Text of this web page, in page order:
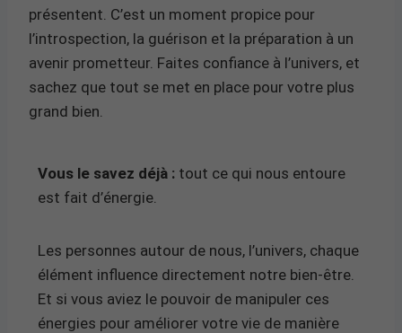
présentent. C’est un moment propice pour
l’introspection, la guérison et la préparation à un
avenir prometteur. Faites confiance à l’univers, et
sachez que tout se met en place pour votre plus
grand bien.
Vous le savez déjà : tout ce qui nous entoure
est fait d’énergie.
Les personnes autour de nous, l’univers, chaque
élément influence directement notre bien-être.
Et si vous aviez le pouvoir de manipuler ces
énergies pour améliorer votre vie de manière